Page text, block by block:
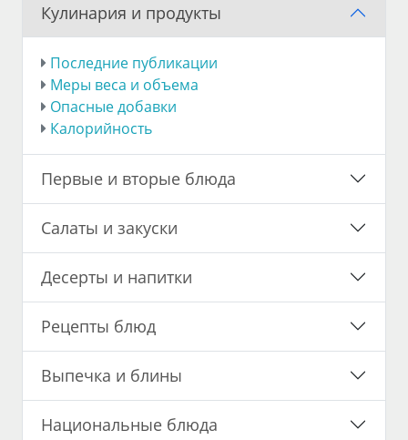
Кулинария и продукты
Последние публикации
Меры веса и объема
Опасные добавки
Калорийность
Первые и вторые блюда
Салаты и закуски
Десерты и напитки
Рецепты блюд
Выпечка и блины
Национальные блюда